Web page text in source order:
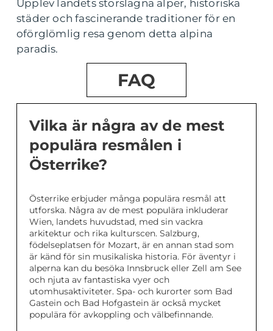
Upplev landets storslagna alper, historiska
städer och fascinerande traditioner för en
oförglömlig resa genom detta alpina
paradis.
FAQ
Vilka är några av de mest
populära resmålen i
Österrike?
Österrike erbjuder många populära resmål att
utforska. Några av de mest populära inkluderar
Wien, landets huvudstad, med sin vackra
arkitektur och rika kulturscen. Salzburg,
födelseplatsen för Mozart, är en annan stad som
är känd för sin musikaliska historia. För äventyr i
alperna kan du besöka Innsbruck eller Zell am See
och njuta av fantastiska vyer och
utomhusaktiviteter. Spa- och kurorter som Bad
Gastein och Bad Hofgastein är också mycket
populära för avkoppling och välbefinnande.